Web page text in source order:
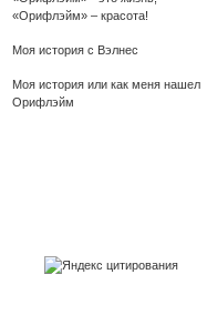
«Орифлэйм» – красота!
Моя история с Вэлнес
Моя история или как меня нашел
Орифлэйм